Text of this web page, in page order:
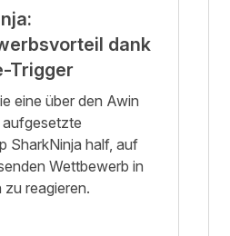
dank
Trigger
eine über den Awin
SharkNinja half, auf
Wettbewerb in
zu reagieren.